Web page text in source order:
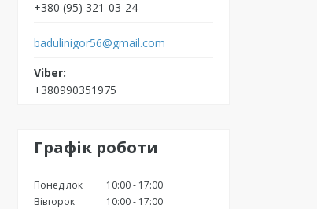
+380 (95) 321-03-24
badulinigor56@gmail.com
+380990351975
Графік роботи
Понеділок 10:00
17:00
Вівторок
10:00
17:00